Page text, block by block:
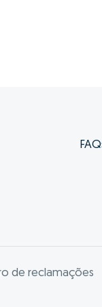
de reclamações